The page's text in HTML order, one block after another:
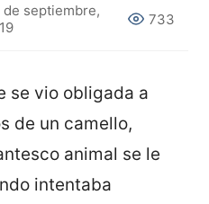
de septiembre,
733
se vio obligada a
de un camello,
animal se le
intentaba